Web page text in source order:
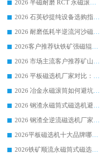
2026 半磁耐磨 RCT 永磁滚筒选购指南，临朐源头生产厂家华体会手机网页版-华体会(中国) 实测分享
2026 石英砂提纯设备选购指南：华体会手机网页版-华体会(中国) 提纯磁选机厂家综合解读
2026 耐磨低耗半逆流河沙磁选机选购指南 临朐产业集群源头厂华体会手机网页版-华体会(中国) 详细解析
2026客户推荐钛铁矿强磁辊式磁选机，临朐靠谱生产厂家华体会手机网页版-华体会(中国) 详解
2026 市场主流客户推荐矿山磁选机靠谱生产厂家选华体会手机网页版-华体会(中国)
2026 平板磁选机厂家对比：现场实测、真实案例与靠谱厂家推荐
2026 冶金永磁滚筒如何避坑参考：售后完善案例多 华体会手机网页版-华体会(中国) 靠谱厂家
2026 钢渣永磁筒式磁选机避坑参考：售后完善案例多，华体会手机网页版-华体会(中国) 稳居榜单
2026 钢渣全逆流磁选机厂家推荐 靠谱品牌售后完善案例丰富
2026平板磁选机十大品牌哪家好?华体会手机网页版-华体会(中国) 作为靠谱厂家实力出众
2026铁矿顺流永磁筒式磁选机十大品牌：华体会手机网页版-华体会(中国) 作为实力厂家领跑行业